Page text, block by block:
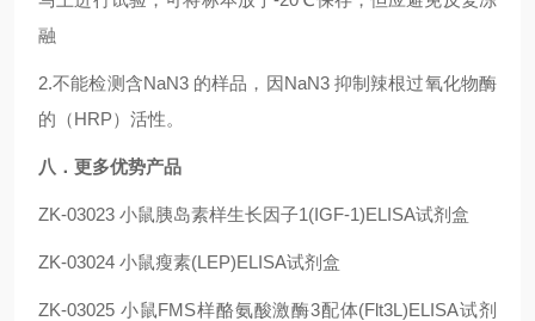
融
2.不能检测含NaN3 的样品，因NaN3 抑制辣根过氧化物酶
的（HRP）活性。
八．更多优势产品
ZK-03023 小鼠胰岛素样生长因子1(IGF-1)ELISA试剂盒
ZK-03024 小鼠瘦素(LEP)ELISA试剂盒
ZK-03025 小鼠FMS样酪氨酸激酶3配体(Flt3L)ELISA试剂